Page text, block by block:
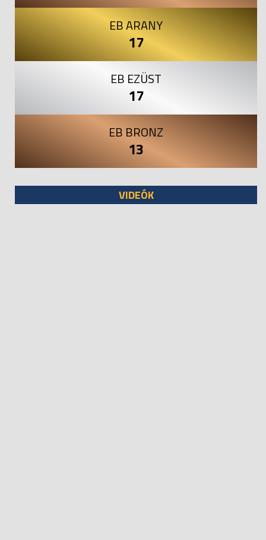
EB ARANY
17
EB EZÜST
17
EB BRONZ
13
VIDEÓK